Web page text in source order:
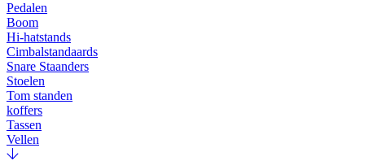
Pedalen
Boom
Hi-hatstands
Cimbalstandaards
Snare Staanders
Stoelen
Tom standen
koffers
Tassen
Vellen